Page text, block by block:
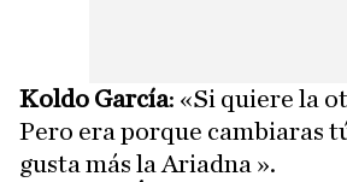
Koldo García: «Si quiere la
Pero era porque cambiaras
gusta más la Ariadna ».